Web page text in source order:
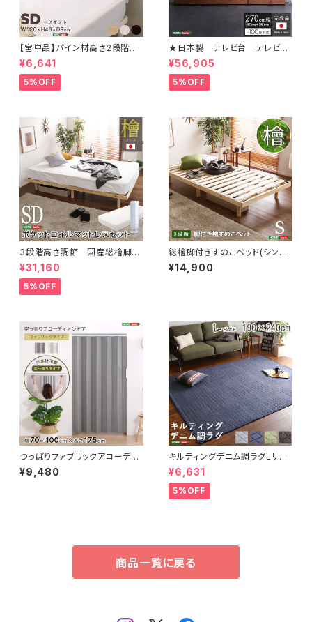
【宮単品】パイン材高さ2段階調
整脚付きすのこベッド用(セミダ
ブル)
¥6,641
5%OFF
★日本製 テレビ台 テレビボ
ード 270cm幅 【BARS-バ
ース-】 SH-24-BR270
¥56,905
5%OFF
3段階高さ調節 国産総檜脚付
きすのこベッド 【Pierna-ピエル
ナ-】(ポケットコイルロールマッ
トレス付き) セミダブル
¥31,160
5%OFF
総檜脚付きすのこベッド(シング
ル) 【Pierna-ピエルナ-】 LHK
-02S
¥14,900
つっぱりファブリックアコーディ
オンドア 100×175cm SH-1
6-TFAD
¥9,480
キルティングデニム調ラグLサイ
ズ(190x240cm)オールシーズ
ン、滑り止め付き、手洗い対応【D
erid-デリッド-】 DRG-L
¥6,631
5%OFF
商品一覧に戻る